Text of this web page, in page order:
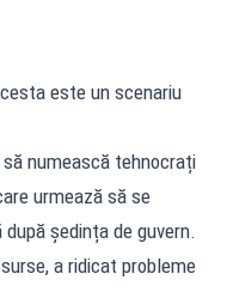
este un scenariu
numească tehnocrați
urmează să se
ședința de guvern.
a ridicat probleme